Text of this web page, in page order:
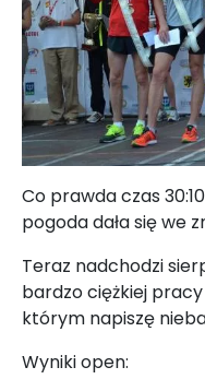
Co prawda czas
pogoda dała się we
Teraz nadchodzi
bardzo ciężkiej
którym napiszę
Wyniki open: